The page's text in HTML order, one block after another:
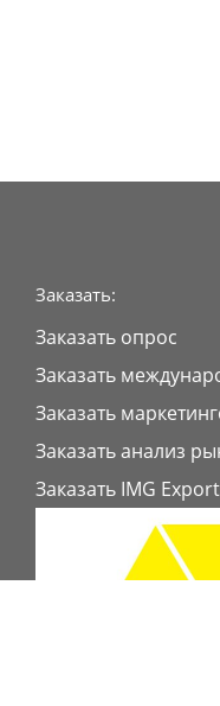
Заказать:
Заказать опрос
Заказать
Заказать
Заказать анализ
Заказать IMG